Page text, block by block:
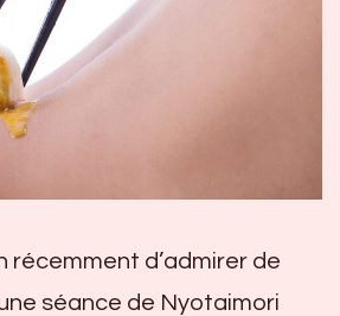
récemment d’admirer de
séance de Nyotaimori